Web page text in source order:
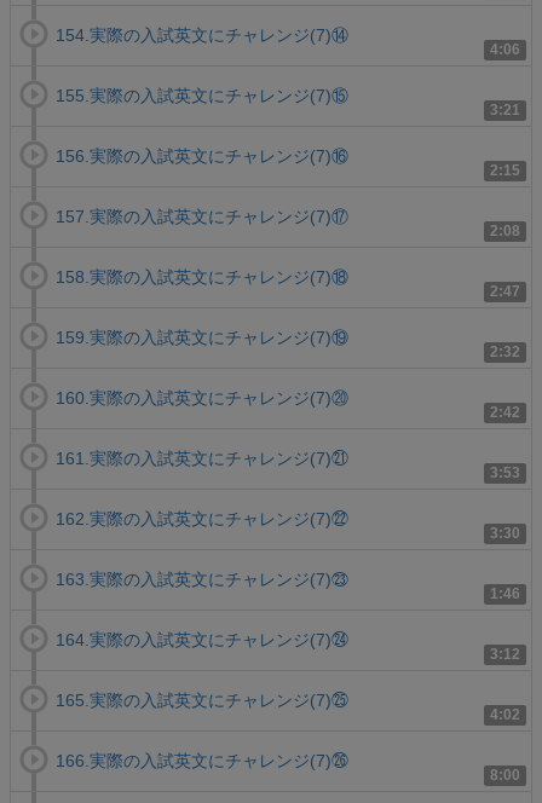
4:06
154.実際の入試英文にチャレンジ(7)⑭
3:21
155.実際の入試英文にチャレンジ(7)⑮
2:15
156.実際の入試英文にチャレンジ(7)⑯
2:08
157.実際の入試英文にチャレンジ(7)⑰
2:47
158.実際の入試英文にチャレンジ(7)⑱
2:32
159.実際の入試英文にチャレンジ(7)⑲
2:42
160.実際の入試英文にチャレンジ(7)⑳
3:53
161.実際の入試英文にチャレンジ(7)㉑
3:30
162.実際の入試英文にチャレンジ(7)㉒
1:46
163.実際の入試英文にチャレンジ(7)㉓
3:12
164.実際の入試英文にチャレンジ(7)㉔
4:02
165.実際の入試英文にチャレンジ(7)㉕
8:00
166.実際の入試英文にチャレンジ(7)㉖